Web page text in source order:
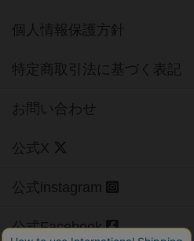
個人情報保護方針
特定商取引法に基づく表記
お問い合わせ
公式X
公式instagram
公式Facebook